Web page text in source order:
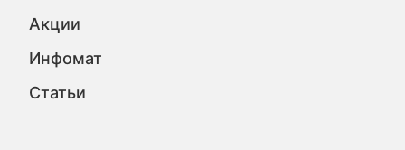
Акции
Инфомат
Статьи